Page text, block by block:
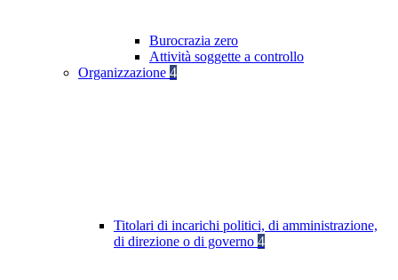
Burocrazia zero
Attività soggette a controllo
Organizzazione 4
Titolari di incarichi politici, di amministrazione,
di direzione o di governo 4